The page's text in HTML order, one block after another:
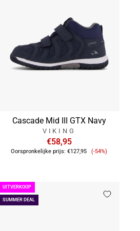
Cascade Mid III GTX Navy
VIKING
€58,95
Oorspronkelijke prijs:€127,95 Verkoopprijs
(-54%)
SUMMER DEAL
UITVERKOOP